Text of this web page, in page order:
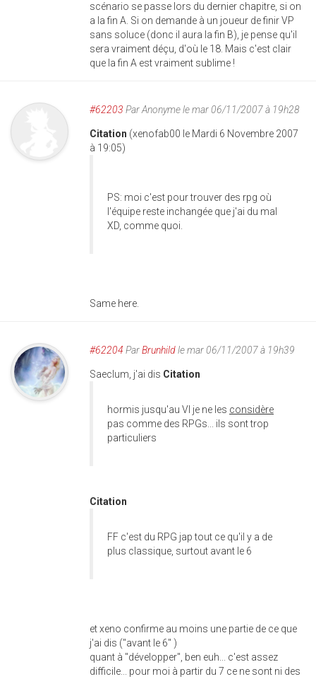
scénario se passe lors du dernier chapitre, si on
a la fin A. Si on demande à un joueur de finir VP
sans soluce (donc il aura la fin B), je pense qu'il
sera vraiment déçu, d'où le 18. Mais c'est clair
que la fin A est vraiment sublime !
#62203 ParAnonymele mar 06/11/2007 à 19h28
Citation (xenofab00 le Mardi 6 Novembre 2007
à 19:05)
PS: moi c'est pour trouver des rpg où
l'équipe reste inchangée que j'ai du mal
XD, comme quoi.
Same here.
#62204 ParBrunhildle mar 06/11/2007 à 19h39
Saeclum, j'ai dis Citation
hormis jusqu'au VI je ne les considère
pas comme des RPGs... ils sont trop
particuliers
Citation
FF c'est du RPG jap tout ce qu'il y a de
plus classique, surtout avant le 6
et xeno confirme au moins une partie de ce que
j'ai dis ("avant le 6" )
quant à "développer", ben euh... c'est assez
difficile... pour moi à partir du 7 ce ne sont ni des